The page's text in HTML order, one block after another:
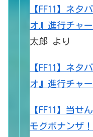
【FF11】ネタ
オ』進行チャ
太郎 より
【FF11】ネタ
オ』進行チャ
【FF11】当せ
モグボナンザ！